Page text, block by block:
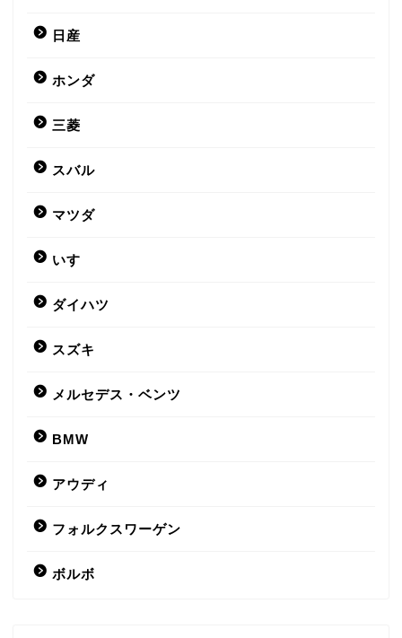
日産
ホンダ
三菱
スバル
マツダ
いすゞ
ダイハツ
スズキ
メルセデス・ベンツ
BMW
アウディ
フォルクスワーゲン
ボルボ